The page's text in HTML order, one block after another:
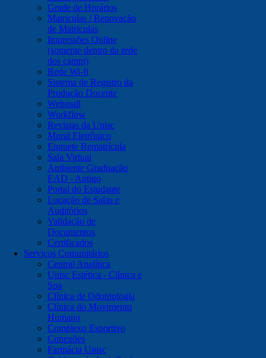
Grade de Horários
Matriculas / Renovação
de Matriculas
Impressões Online
(somente dentro da rede
dos campi)
Rede Wi-fi
Sistema de Registro da
Produção Docente
Webmail
Workflow
Revistas da Unisc
Mural Eletrônico
Enquete Rematrícula
Sala Virtual
Ambiente Graduação
EAD - Antigo
Portal do Estudante
Locação de Salas e
Auditórios
Validação de
Documentos
Certificados
Serviços Comunitários
Central Analítica
Unisc Estética - Clínica e
Spa
Clínica de Odontologia
Clínica do Movimento
Humano
Complexo Esportivo
Conexões
Farmácia Unisc